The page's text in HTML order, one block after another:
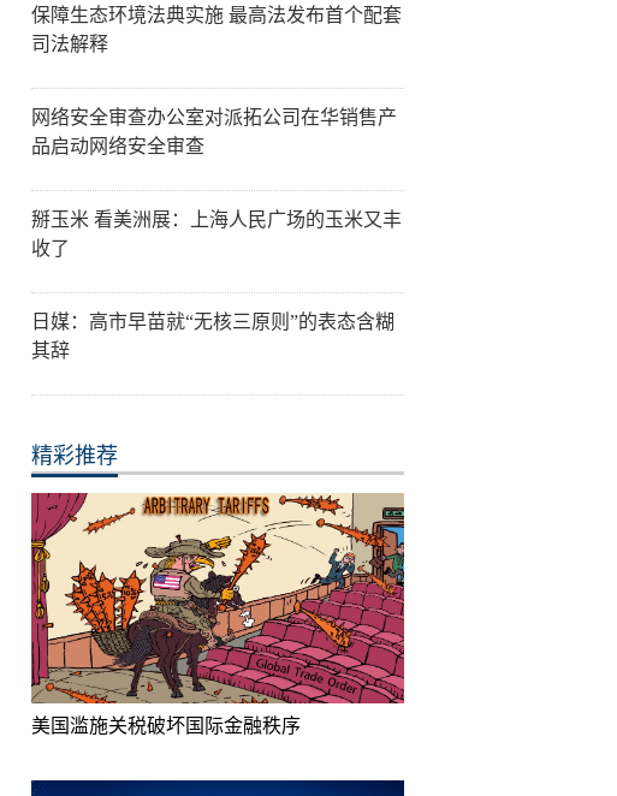
保障生态环境法典实施 最高法发布首个配套
司法解释
网络安全审查办公室对派拓公司在华销售产
品启动网络安全审查
掰玉米 看美洲展：上海人民广场的玉米又丰
收了
日媒：高市早苗就“无核三原则”的表态含糊
其辞
精彩推荐
美国滥施关税破坏国际金融秩序